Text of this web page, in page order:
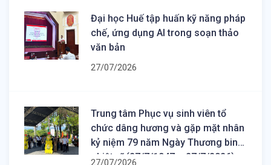
Đại học Huế tập huấn kỹ năng pháp
chế, ứng dụng AI trong soạn thảo
văn bản
27/07/2026
Trung tâm Phục vụ sinh viên tổ
chức dâng hương và gặp mặt nhân
kỷ niệm 79 năm Ngày Thương binh
- Liệt sĩ (27/7/1947 – 27/7/2026)
27/07/2026